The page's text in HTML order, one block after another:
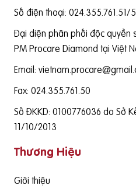
Số điện thoại: 024.355.761.51/
Đại diện phân phối độc quyền
PM Procare Diamond tại Việt
Email:
Fax: 024.355.761.50
Số ĐKKD: 0100776036 do Sở
11/10/2013
Thương Hiệu
Giới thiệu